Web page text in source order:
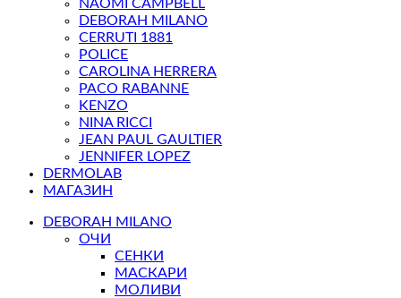
NAOMI CAMPBELL
DEBORAH MILANO
CERRUTI 1881
POLICE
CAROLINA HERRERA
PACO RABANNE
KENZO
NINA RICCI
JEAN PAUL GAULTIER
JENNIFER LOPEZ
DERMOLAB
МАГАЗИН
DEBORAH MILANO
ОЧИ
СЕНКИ
МАСКАРИ
МОЛИВИ